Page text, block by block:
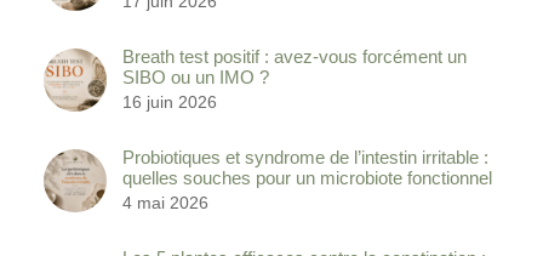
17 juin 2026
Breath test positif : avez-vous forcément un
SIBO ou un IMO ?
16 juin 2026
Probiotiques et syndrome de l’intestin irritable :
quelles souches pour un microbiote fonctionnel
4 mai 2026